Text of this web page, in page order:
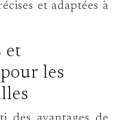
et adaptées à
et
les